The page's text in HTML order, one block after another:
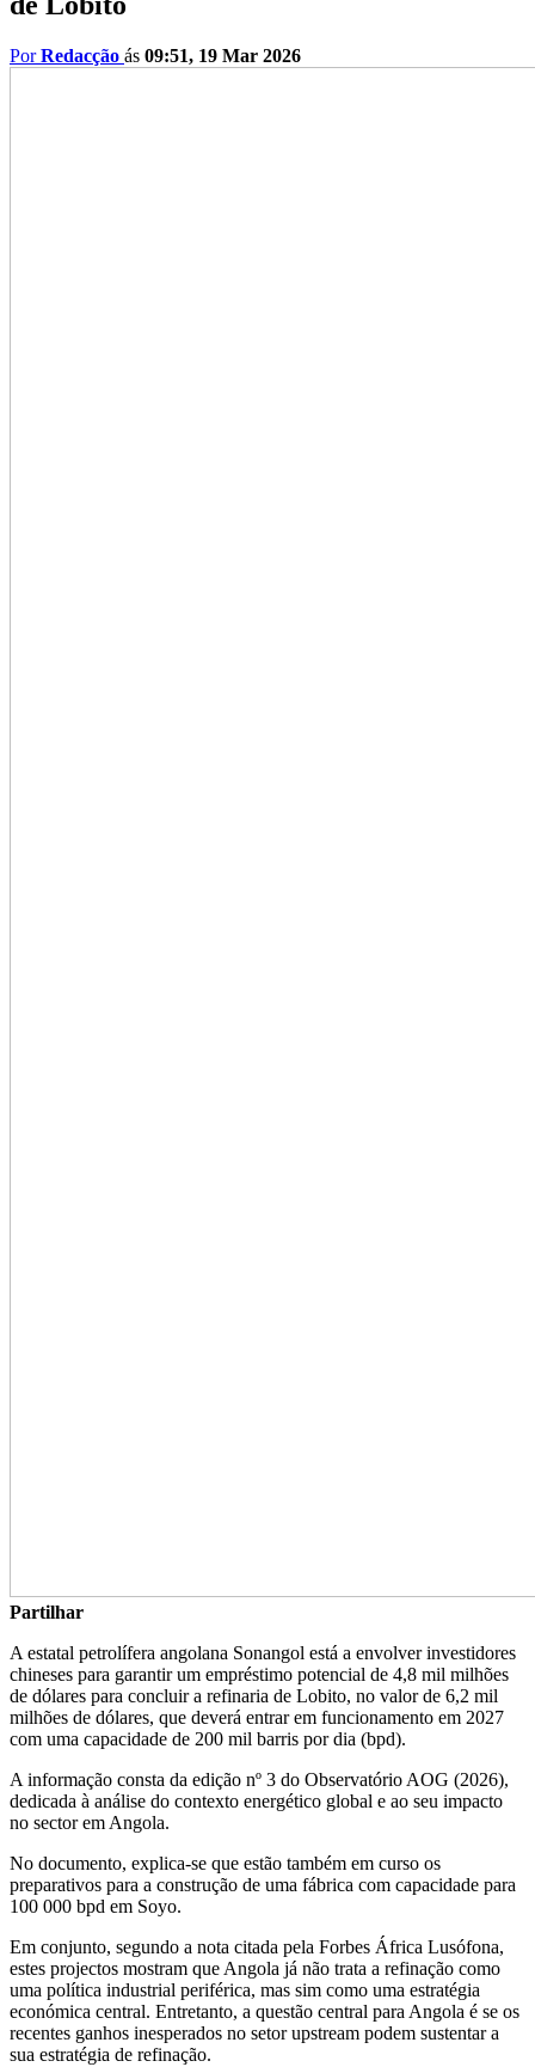
PorRedacção ás 09:51, 19 Mar 2026
Partilhar
A estatal petrolífera angolana Sonangol está a envolver investidores
chineses para garantir um empréstimo potencial de 4,8 mil milhões
de dólares para concluir a refinaria de Lobito, no valor de 6,2 mil
milhões de dólares, que deverá entrar em funcionamento em 2027
com uma capacidade de 200 mil barris por dia (bpd).
A informação consta da edição nº 3 do Observatório AOG (2026),
dedicada à análise do contexto energético global e ao seu impacto
no sector em Angola.
No documento, explica-se que estão também em curso os
preparativos para a construção de uma fábrica com capacidade para
100 000 bpd em Soyo.
Em conjunto, segundo a nota citada pela Forbes África Lusófona,
estes projectos mostram que Angola já não trata a refinação como
uma política industrial periférica, mas sim como uma estratégia
económica central. Entretanto, a questão central para Angola é se os
recentes ganhos inesperados no setor upstream podem sustentar a
sua estratégia de refinação.